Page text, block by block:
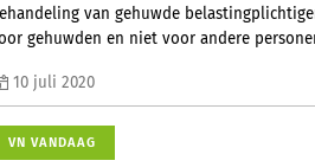
van gehuwde
gehuwden en niet voor andere
10 juli 2020
VN VANDAAG